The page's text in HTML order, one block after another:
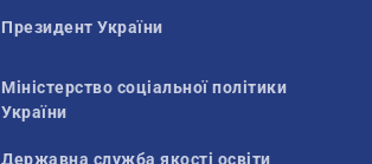
Президент України
Міністерство соціальної політики
України
Державна служба якості освіти